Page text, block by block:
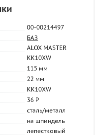
00-00214497
БАЗ
ALOX MASTER
KK10XW
115 мм
22 мм
KK10XW
36 P
сталь/металл
на шпиндель
лепестковый